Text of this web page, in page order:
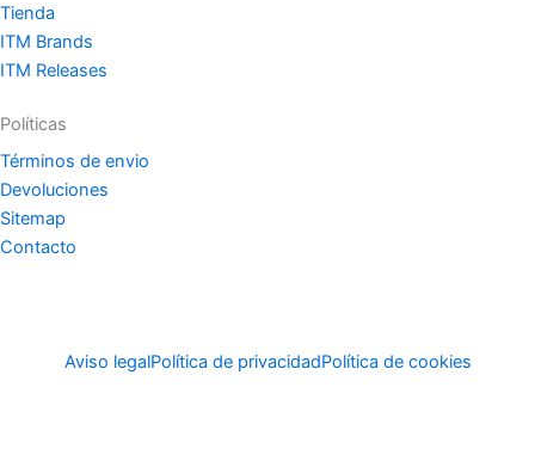
Tienda
ITM Brands
ITM Releases
Políticas
Términos de envio
Devoluciones
Sitemap
Contacto
Aviso legalPolítica de privacidadPolítica de cookies